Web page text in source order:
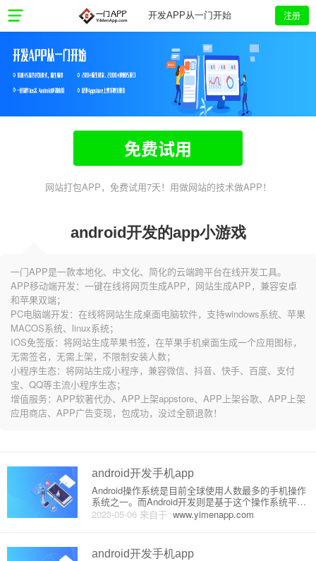
开发APP从一门开始 注册
免费试用
网站打包APP，免费试用7天！用做网站的技术做APP！
android开发的app小游戏
一门APP是一款本地化、中文化、简化的云端跨平台在线开发工具。
APP移动端开发：一键在线将网页生成APP，网站生成APP，兼容安卓
和苹果双端；
PC电脑端开发：在线将网站生成桌面电脑软件，支持windows系统、苹果
MACOS系统、linux系统；
IOS免签版：将网站生成苹果书签，在苹果手机桌面生成一个应用图标，
无需签名，无需上架，不限制安装人数；
小程序生态：将网站生成小程序，兼容微信、抖音、快手、百度、支付
宝、QQ等主流小程序生态；
增值服务：APP软著代办、APP上架appstore、APP上架谷歌、APP上架
应用商店、APP广告变现，包成功，没过全额退款！
android开发手机app
2023-05-06 来自于 www.yimenapp.com
Android操作系统是目前全球使用人数最多的手机操作
系统之一。而Android开发则是基于这个操作系统平
台，开发手机应用程序的过程。下面将介绍Android开
发手机app的原理和详细步骤。一、环境搭建在进行A
android开发手机app